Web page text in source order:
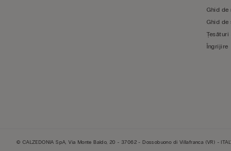
Ghid de
Ghid de
Îngrijire
© CALZEDONIA SpA, Via Monte Baldo, 20 - 37062 - Dossobuono di Villafranca (VR) -